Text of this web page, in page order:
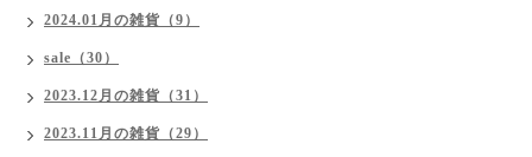
2024.01月の雑貨（9）
sale（30）
2023.12月の雑貨（31）
2023.11月の雑貨（29）